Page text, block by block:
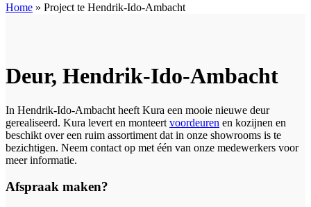
Home » Project te Hendrik-Ido-Ambacht
Deur, Hendrik-Ido-Ambacht
In Hendrik-Ido-Ambacht heeft Kura een mooie nieuwe deur
gerealiseerd. Kura levert en monteert voordeuren en kozijnen en
beschikt over een ruim assortiment dat in onze showrooms is te
bezichtigen. Neem contact op met één van onze medewerkers voor
meer informatie.
Afspraak maken?